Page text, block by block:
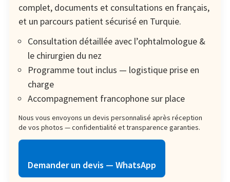
complet, documents et consultations en français,
et un parcours patient sécurisé en Turquie.
Consultation détaillée avec l’ophtalmologue &
le chirurgien du nez
Programme tout inclus — logistique prise en
charge
Accompagnement francophone sur place
Nous vous envoyons un devis personnalisé après réception
de vos photos — confidentialité et transparence garanties.
Demander un devis — WhatsApp